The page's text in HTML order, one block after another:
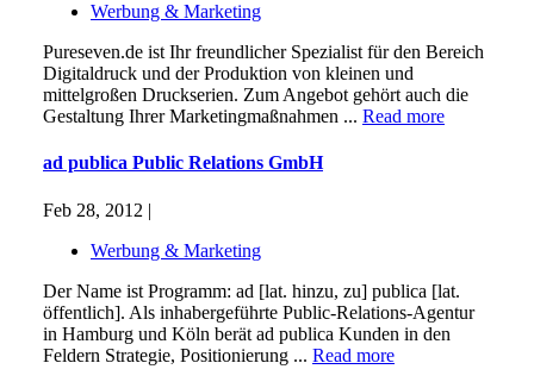
Werbung & Marketing
Pureseven.de ist Ihr freundlicher Spezialist für den Bereich
Digitaldruck und der Produktion von kleinen und
mittelgroßen Druckserien. Zum Angebot gehört auch die
Gestaltung Ihrer Marketingmaßnahmen ... Read more
ad publica Public Relations GmbH
Feb 28, 2012 |
Werbung & Marketing
Der Name ist Programm: ad [lat. hinzu, zu] publica [lat.
öffentlich]. Als inhabergeführte Public-Relations-Agentur
in Hamburg und Köln berät ad publica Kunden in den
Feldern Strategie, Positionierung ... Read more